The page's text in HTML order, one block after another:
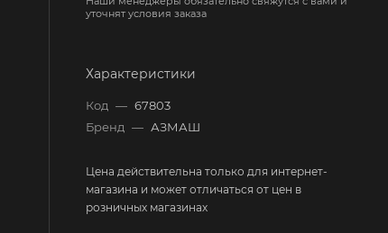
уточнят условия заказа
Характеристики
Код — 67803
Бренд — АЗМАШ
Цена действительна только для интернет-
магазина и может отличаться от цен в
розничных магазинах